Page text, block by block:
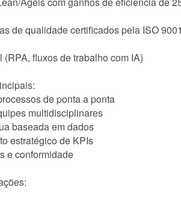
de qualidade certificados pela ISO 9001
fluxos de trabalho com IA)
de ponta a ponta
multidisciplinares
baseada em dados
estratégico de KPIs
e conformidade